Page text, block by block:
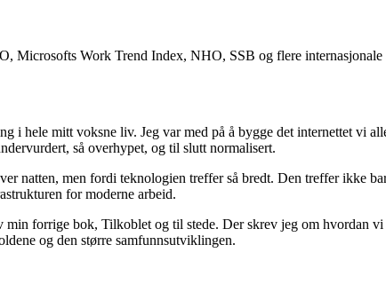
Microsofts Work Trend Index, NHO, SSB og flere internasjonale
i hele mitt voksne liv. Jeg var med på å bygge det internettet vi
så overhypet, og til slutt normalisert.
natten, men fordi teknologien treffer så bredt. Den treffer ikke
for moderne arbeid.
min forrige bok, Tilkoblet og til stede. Der skrev jeg om hvordan
og den større samfunnsutviklingen.